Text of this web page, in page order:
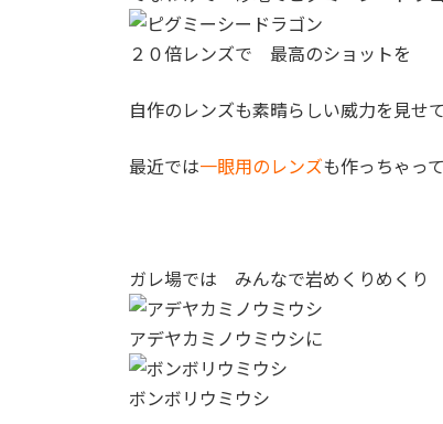
２０倍レンズで 最高のショットを
自作のレンズも素晴らしい威力を見せ
最近では一眼用のレンズも作っちゃっ
ガレ場では みんなで岩めくりめくり
アデヤカミノウミウシに
ボンボリウミウシ